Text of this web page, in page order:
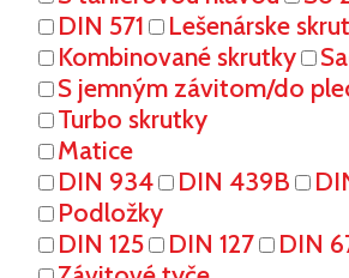
DIN 571
Lešenárske
Kombinované skrutky
S jemným závitom/do
Turbo skrutky
Matice
DIN 934
DIN 439B
Podložky
DIN 125
DIN 127 DIN